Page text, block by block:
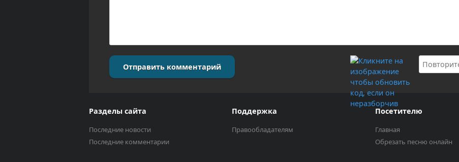
Отправить комментарий
Разделы сайта
Последние новости
Последние комментарии
Поддержка
Правообладателям
Посетителю
Главная
Обрезать песню онлайн